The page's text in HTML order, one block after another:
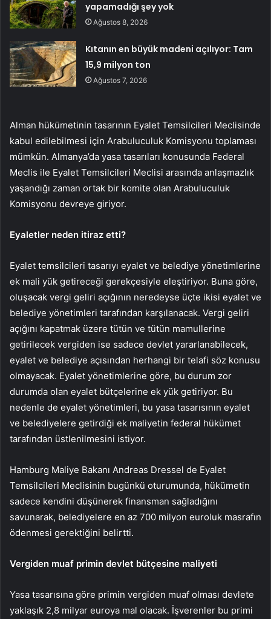
yapamadığı şey yok
Ağustos 8, 2026
Kıtanın en büyük madeni açılıyor: Tam
15,9 milyon ton
Ağustos 7, 2026
Alman hükümetinin tasarının Eyalet Temsilcileri Meclisinde
kabul edilebilmesi için Arabuluculuk Komisyonu toplaması
mümkün. Almanya’da yasa tasarıları konusunda Federal
Meclis ile Eyalet Temsilcileri Meclisi arasında anlaşmazlık
yaşandığı zaman ortak bir komite olan Arabuluculuk
Komisyonu devreye giriyor.
Eyaletler neden itiraz etti?
Eyalet temsilcileri tasarıyı eyalet ve belediye yönetimlerine
ek mali yük getireceği gerekçesiyle eleştiriyor. Buna göre,
oluşacak vergi geliri açığının neredeyse üçte ikisi eyalet ve
belediye yönetimleri tarafından karşılanacak. Vergi geliri
açığını kapatmak üzere tütün ve tütün mamullerine
getirilecek vergiden ise sadece devlet yararlanabilecek,
eyalet ve belediye açısından herhangi bir telafi söz konusu
olmayacak. Eyalet yönetimlerine göre, bu durum zor
durumda olan eyalet bütçelerine ek yük getiriyor. Bu
nedenle de eyalet yönetimleri, bu yasa tasarısının eyalet
ve belediyelere getirdiği ek maliyetin federal hükümet
tarafından üstlenilmesini istiyor.
Hamburg Maliye Bakanı Andreas Dressel de Eyalet
Temsilcileri Meclisinin bugünkü oturumunda, hükümetin
sadece kendini düşünerek finansman sağladığını
savunarak, belediyelere en az 700 milyon euroluk masrafın
ödenmesi gerektiğini belirtti.
Vergiden muaf primin devlet bütçesine maliyeti
Yasa tasarısına göre primin vergiden muaf olması devlete
yaklaşık 2,8 milyar euroya mal olacak. İşverenler bu primi